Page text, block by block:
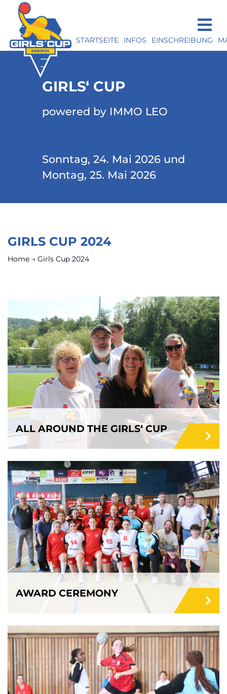
STARTSEITE INFOS EINSCHREIBUNG
GIRLS‘ CUP
powered by IMMO LEO
Sonntag, 24. Mai 2026 und
Montag, 25. Mai 2026
GIRLS CUP 2024
Home → Girls Cup 2024
ALL AROUND THE GIRLS‘ CUP
AWARD CEREMONY